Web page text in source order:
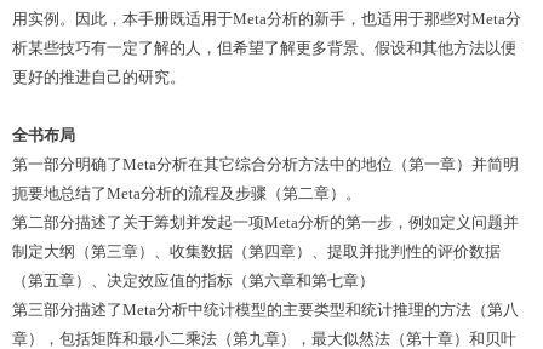
用实例。因此，本手册既适用于Meta分析的新手，也适用于那些对Meta分
析某些技巧有一定了解的人，但希望了解更多背景、假设和其他方法以便
更好的推进自己的研究。
全书布局
第一部分明确了Meta分析在其它综合分析方法中的地位（第一章）并简明
扼要地总结了Meta分析的流程及步骤（第二章）。
第二部分描述了关于筹划并发起一项Meta分析的第一步，例如定义问题并
制定大纲（第三章）、收集数据（第四章）、提取并批判性的评价数据
（第五章）、决定效应值的指标（第六章和第七章）
第三部分描述了Meta分析中统计模型的主要类型和统计推理的方法（第八
章），包括矩阵和最小二乘法（第九章），最大似然法（第十章）和贝叶